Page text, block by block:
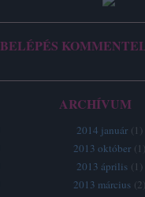
BELÉPÉS
ARCHÍVUM
2014 január ( 1 )
2013 október ( 1 )
2013 április ( 1 )
2013 március (2)